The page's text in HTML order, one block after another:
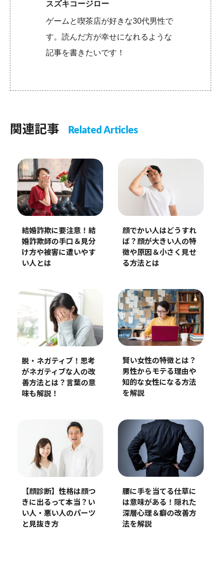
スズキコージロー
ゲームと喫茶店が好きな30代男性で
す。読んだ方が幸せになれるような
記事を書きたいです！
関連記事 Related Articles
結婚詐欺に要注意！結
婚詐欺師の手口＆見分
け方や被害に遭いやす
い人とは
顔でかい人はどうすれ
ば？顔が大きい人の特
徴や原因＆小さく見せ
る方法とは
脱・ネガティブ！思考
がネガティブな人の改
善方法とは？言葉の意
味も解説！
賢い女性の特徴とは？
男性からモテる理由や
知的な女性になる方法
を解説
【顔診断】性格は顔つ
きに出るって本当？い
い人・悪い人のパーツ
と見抜き方
腰に手を当てる仕草に
は意味がある！隠れた
深層心理＆癖の改善方
法を解説